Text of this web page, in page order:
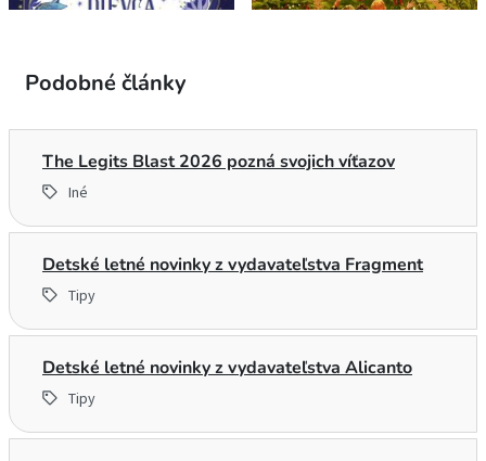
Podobné články
The Legits Blast 2026 pozná svojich víťazov
Iné
Detské letné novinky z vydavateľstva Fragment
Tipy
Detské letné novinky z vydavateľstva Alicanto
Tipy